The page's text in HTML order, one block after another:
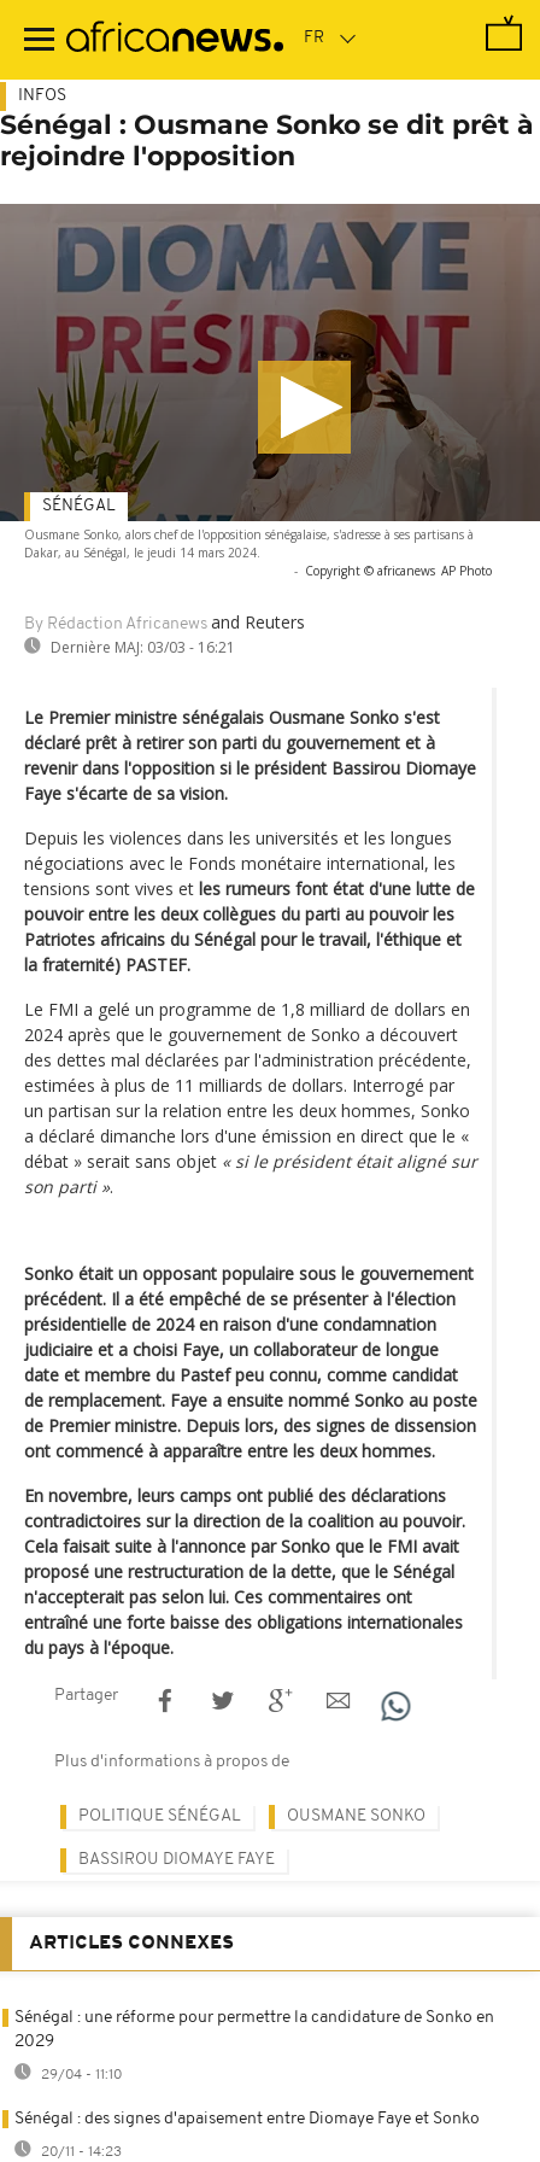
contenu
INFOS
Sénégal : Ousmane Sonko se dit prêt à
rejoindre l'opposition
Ousmane Sonko, alors chef de l'opposition sénégalaise, s'adresse à ses partisans à
Dakar, au Sénégal, le jeudi 14 mars 2024.
- Copyright © africanews AP Photo
By Rédaction Africanews and Reuters
Dernière MAJ: 03/03 - 16:21
SÉNÉGAL
Le Premier ministre sénégalais Ousmane Sonko s'est
déclaré prêt à retirer son parti du gouvernement et à
revenir dans l'opposition si le président Bassirou Diomaye
Faye s'écarte de sa vision.
Depuis les violences dans les universités et les longues
négociations avec le Fonds monétaire international, les
tensions sont vives et les rumeurs font état d'une lutte de
pouvoir entre les deux collègues du parti au pouvoir les
Patriotes africains du Sénégal pour le travail, l'éthique et
la fraternité) PASTEF.
Le FMI a gelé un programme de 1,8 milliard de dollars en
2024 après que le gouvernement de Sonko a découvert
des dettes mal déclarées par l'administration précédente,
estimées à plus de 11 milliards de dollars. Interrogé par
un partisan sur la relation entre les deux hommes, Sonko
a déclaré dimanche lors d'une émission en direct que le «
débat » serait sans objet « si le président était aligné sur
son parti ».
Sonko était un opposant populaire sous le gouvernement
précédent. Il a été empêché de se présenter à l'élection
présidentielle de 2024 en raison d'une condamnation
judiciaire et a choisi Faye, un collaborateur de longue
date et membre du Pastef peu connu, comme candidat
de remplacement. Faye a ensuite nommé Sonko au poste
de Premier ministre. Depuis lors, des signes de dissension
ont commencé à apparaître entre les deux hommes.
En novembre, leurs camps ont publié des déclarations
contradictoires sur la direction de la coalition au pouvoir.
Cela faisait suite à l'annonce par Sonko que le FMI avait
proposé une restructuration de la dette, que le Sénégal
n'accepterait pas selon lui. Ces commentaires ont
entraîné une forte baisse des obligations internationales
du pays à l'époque.
Partager
Plus d'informations à propos de
POLITIQUE SÉNÉGAL OUSMANE SONKO
BASSIROU DIOMAYE FAYE
ARTICLES CONNEXES
Sénégal : une réforme pour permettre la candidature de Sonko en
2029
29/04 - 11:10
Sénégal : des signes d'apaisement entre Diomaye Faye et Sonko
20/11 - 14:23